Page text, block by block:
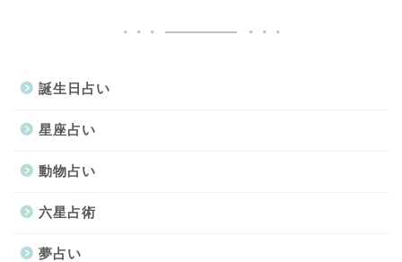
誕生日占い
星座占い
動物占い
六星占術
夢占い